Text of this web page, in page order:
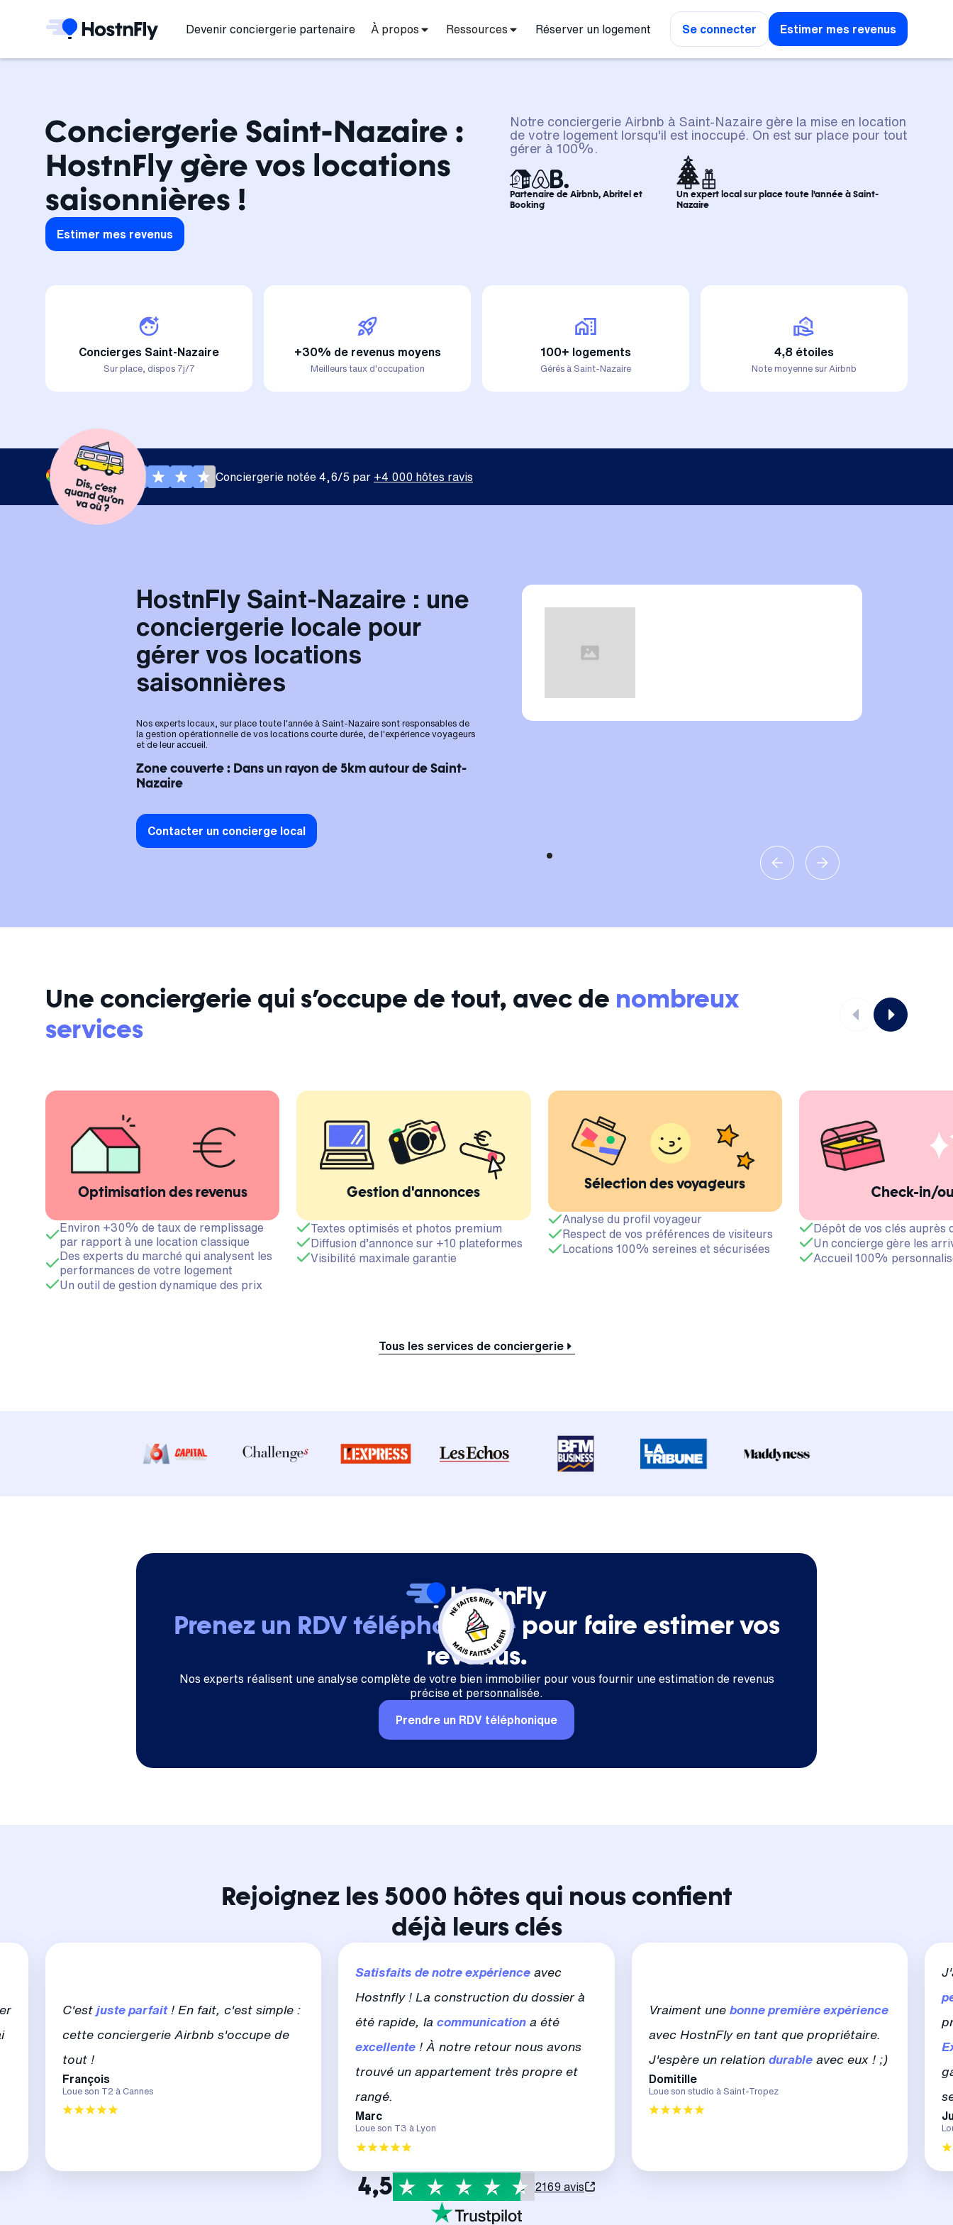
Devenir conciergerie partenaire À propos Ressources Réserver un logement Se connecter Estimer mes revenus
Conciergerie Saint-Nazaire :
HostnFly gère vos locations
saisonnières !
Estimer mes revenus
Notre conciergerie Airbnb à Saint-Nazaire gère la mise en location
de votre logement lorsqu'il est inoccupé. On est sur place pour tout
gérer à 100%.
Partenaire de Airbnb, Abritel et
Booking
Un expert local sur place toute l'année à Saint-
Nazaire
Concierges Saint-Nazaire
Sur place, dispos 7j/7
+30% de revenus moyens
Meilleurs taux d'occupation
100+ logements
Gérés à Saint-Nazaire
4,8 étoiles
Note moyenne sur Airbnb
Conciergerie notée 4,6/5 par +4 000 hôtes ravis
HostnFly Saint-Nazaire : une
conciergerie locale pour
gérer vos locations
saisonnières
Nos experts locaux, sur place toute l'année à Saint-Nazaire sont responsables de
la gestion opérationnelle de vos locations courte durée, de l'expérience voyageurs
et de leur accueil.
Zone couverte : Dans un rayon de 5km autour de Saint-
Nazaire
Contacter un concierge local
Une conciergerie qui s’occupe de tout, avec de nombreux
services
Optimisation des revenus
Environ +30% de taux de remplissage
par rapport à une location classique
Des experts du marché qui analysent les
performances de votre logement
Un outil de gestion dynamique des prix
Gestion d'annonces
Textes optimisés et photos premium
Diffusion d’annonce sur +10 plateformes
Visibilité maximale garantie
Sélection des voyageurs
Analyse du profil voyageur
Respect de vos préférences de visiteurs
Locations 100% sereines et sécurisées
Check-in/
Dépôt de vos clés auprès
Un concierge gère les
Accueil 100%
Tous les services de conciergerie
Prenez un RDV téléphonique pour faire estimer vos
revenus.
Nos experts réalisent une analyse complète de votre bien immobilier pour vous fournir une estimation de revenus
précise et personnalisée.
Prendre un RDV téléphonique
Rejoignez les 5000 hôtes qui nous confient
déjà leurs clés
C'est juste parfait! En fait, c'est simple :
cette conciergerie Airbnb s'occupe de
tout !
François
Loue son T2 à Cannes
Satisfaits de notre expérience avec
Hostnfly ! La construction du dossier à
été rapide, lacommunication a été
excellente ! À notre retour nous avons
trouvé un appartement très propre et
rangé.
Marc
Loue son T3 à Lyon
Vraiment une bonne première expérience
avec HostnFly en tant que propriétaire.
J'espère un relation durableavec eux ! ;)
Domitille
Loue son studio à Saint-Tropez
4,5 2169 avis